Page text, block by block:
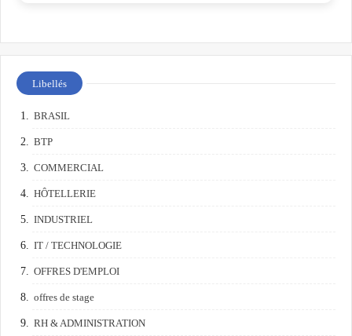
Libellés
BRASIL
BTP
COMMERCIAL
HÔTELLERIE
INDUSTRIEL
IT / TECHNOLOGIE
OFFRES D'EMPLOI
offres de stage
RH & ADMINISTRATION